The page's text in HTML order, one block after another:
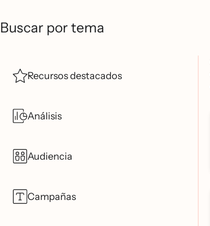
Buscar por tema
Recursos destacados
Análisis
Audiencia
Campañas